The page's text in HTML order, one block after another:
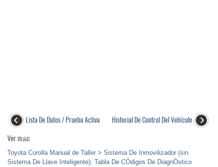
Lista De Datos / Prueba Activa
Historial De Control Del VehÍculo
Ver más:
Toyota Corolla Manual de Taller > Sistema De Inmovilizador (sin
Sistema De Llave Inteligente): Tabla De CÓdigos De DiagnÓstico